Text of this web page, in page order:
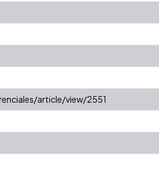
article/view/2551